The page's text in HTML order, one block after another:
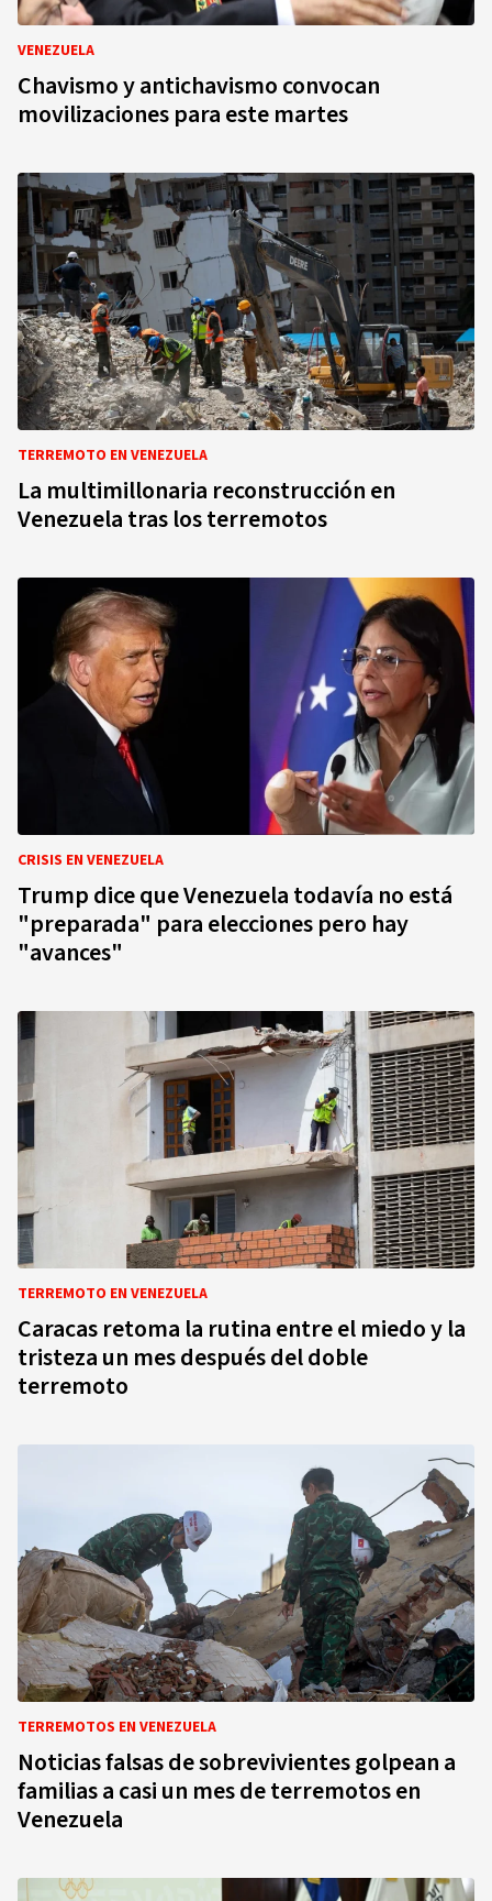
VENEZUELA
Chavismo y antichavismo convocan
movilizaciones para este martes
TERREMOTO EN VENEZUELA
La multimillonaria reconstrucción en
Venezuela tras los terremotos
CRISIS EN VENEZUELA
Trump dice que Venezuela todavía no está
"preparada" para elecciones pero hay
"avances"
TERREMOTO EN VENEZUELA
Caracas retoma la rutina entre el miedo y la
tristeza un mes después del doble
terremoto
TERREMOTOS EN VENEZUELA
Noticias falsas de sobrevivientes golpean a
familias a casi un mes de terremotos en
Venezuela